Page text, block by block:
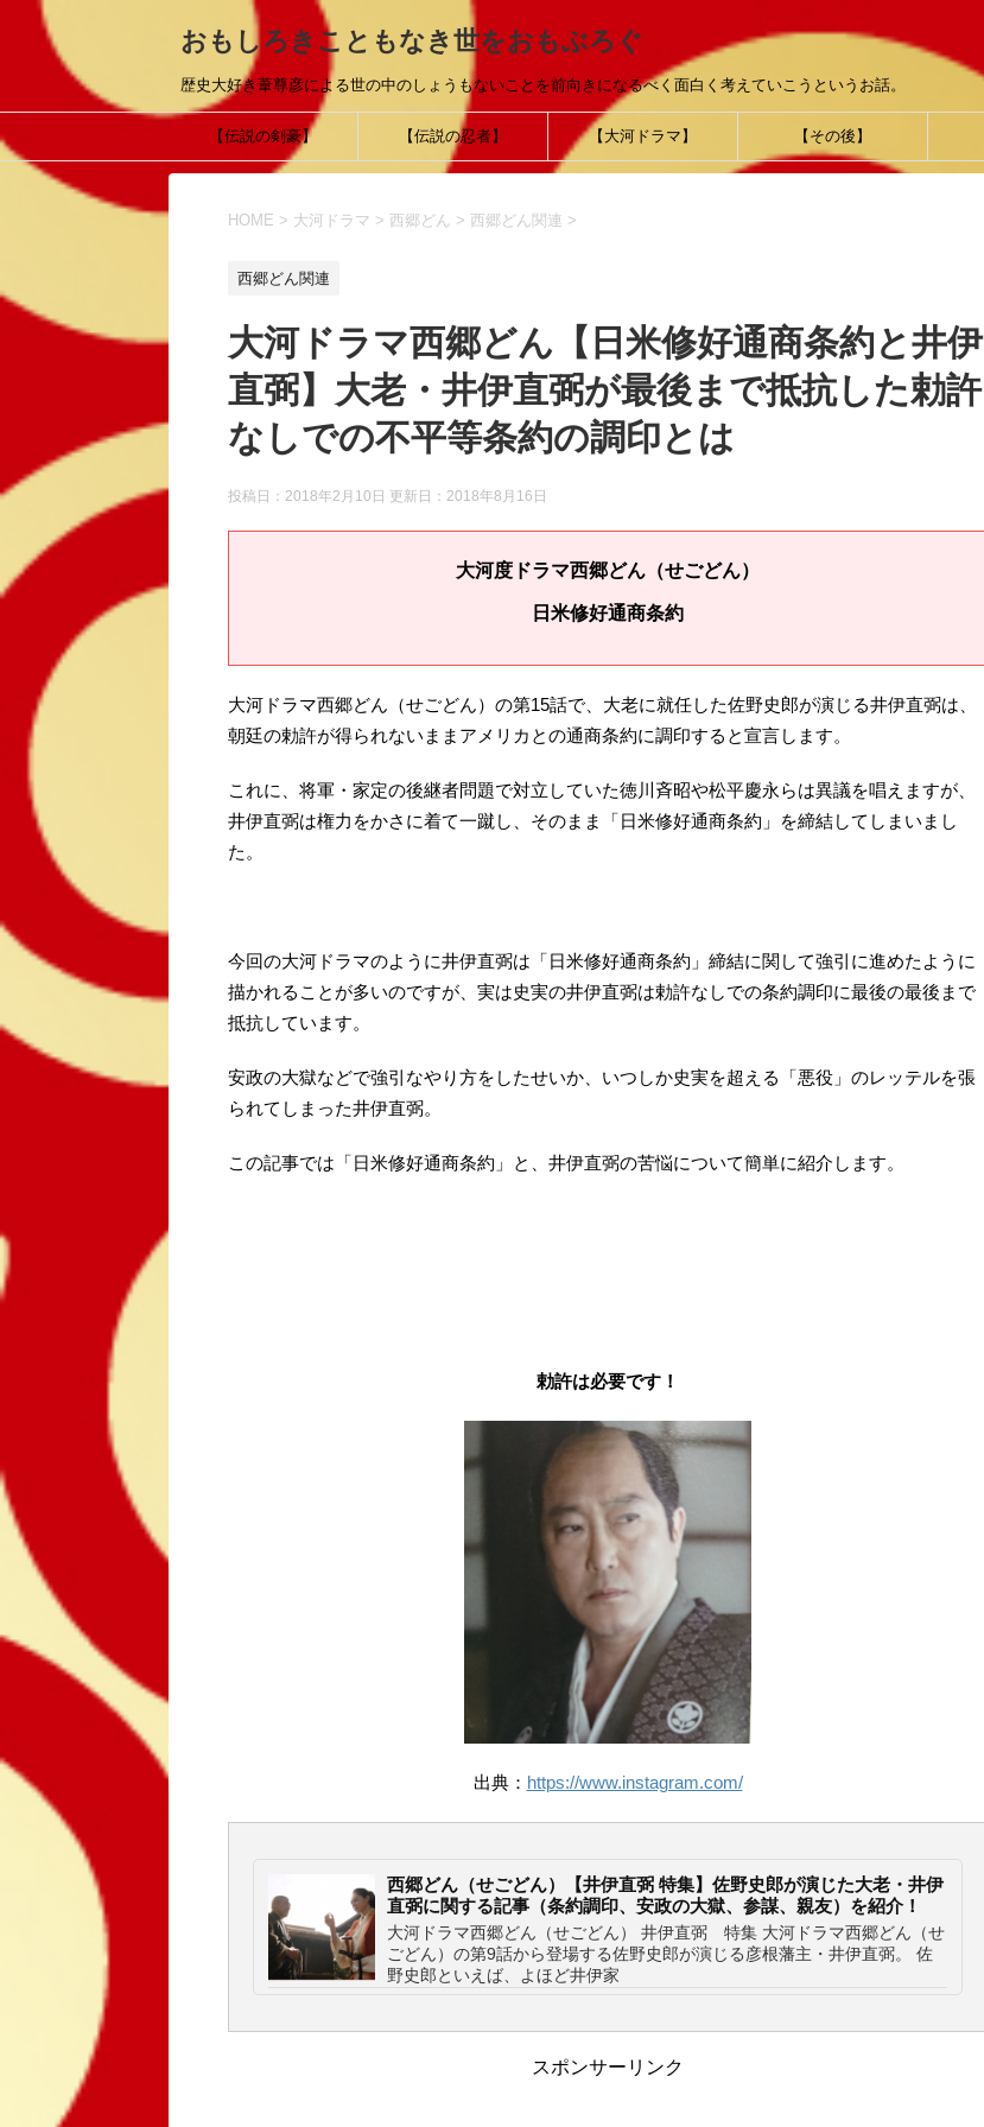
おもしろきこともなき世をおもぶろぐ
歴史大好き葦尊彦による世の中のしょうもないことを前向きになるべく面白く考えていこうというお話。
【伝説の剣豪】 【伝説の忍者】 【大河ドラマ】 【その後】
HOME > 大河ドラマ > 西郷どん > 西郷どん関連 >
西郷どん関連
大河ドラマ西郷どん【日米修好通商条約と井伊
直弼】大老・井伊直弼が最後まで抵抗した勅許
なしでの不平等条約の調印とは
投稿日：2018年2月10日 更新日： 2018年8月16日
大河度ドラマ西郷どん（せごどん）
日米修好通商条約
大河ドラマ西郷どん（せごどん）の第15話で、大老に就任した佐野史郎が演じる井伊直弼は、
朝廷の勅許が得られないままアメリカとの通商条約に調印すると宣言します。
これに、将軍・家定の後継者問題で対立していた徳川斉昭や松平慶永らは異議を唱えますが、
井伊直弼は権力をかさに着て一蹴し、そのまま「日米修好通商条約」を締結してしまいまし
た。
今回の大河ドラマのように井伊直弼は「日米修好通商条約」締結に関して強引に進めたように
描かれることが多いのですが、実は史実の井伊直弼は勅許なしでの条約調印に最後の最後まで
抵抗しています。
安政の大獄などで強引なやり方をしたせいか、いつしか史実を超える「悪役」のレッテルを張
られてしまった井伊直弼。
この記事では「日米修好通商条約」と、井伊直弼の苦悩について簡単に紹介します。
勅許は必要です！
出典： https://www.instagram.com/
西郷どん（せごどん）【井伊直弼 特集】佐野史郎が演じた大老・井伊
直弼に関する記事（条約調印、安政の大獄、参謀、親友）を紹介！
大河ドラマ西郷どん（せごどん） 井伊直弼 特集 大河ドラマ西郷どん（せ
ごどん）の第9話から登場する佐野史郎が演じる彦根藩主・井伊直弼。 佐
野史郎といえば、よほど井伊家
スポンサーリンク